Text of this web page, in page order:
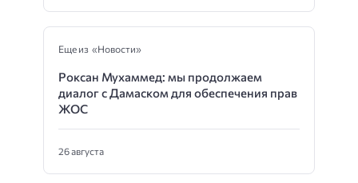
Еще из «Новости»
Роксан Мухаммед: мы продолжаем
диалог с Дамаском для обеспечения прав
ЖОС
26 августа